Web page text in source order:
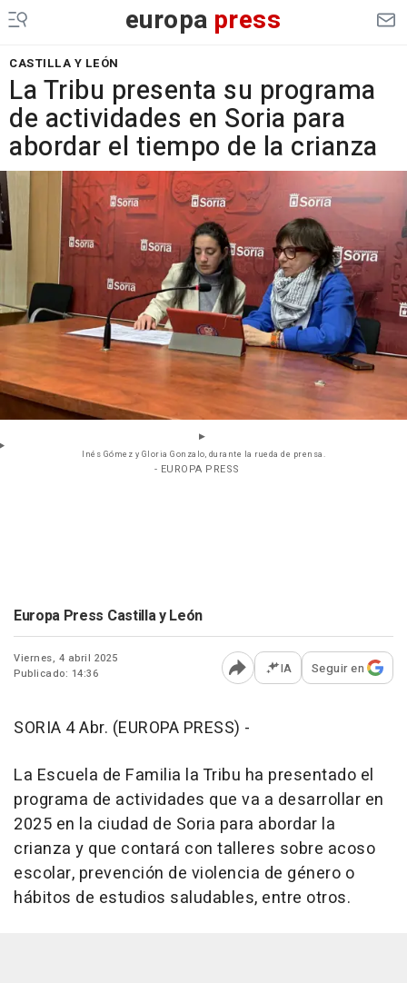
europa press
CASTILLA Y LEÓN
La Tribu presenta su programa
de actividades en Soria para
abordar el tiempo de la crianza
Inés Gómez y Gloria Gonzalo, durante la rueda de prensa.
- EUROPA PRESS
Europa Press Castilla y León
Viernes, 4 abril 2025
Publicado: 14:36
Abrir opciones para
IA Seguir en
SORIA 4 Abr. (EUROPA PRESS) -
La Escuela de Familia la Tribu ha presentado el
programa de actividades que va a desarrollar en
2025 en la ciudad de Soria para abordar la
crianza y que contará con talleres sobre acoso
escolar, prevención de violencia de género o
hábitos de estudios saludables, entre otros.